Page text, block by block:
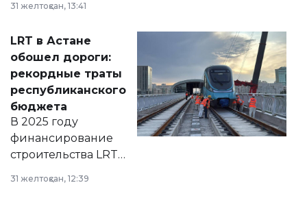
2028 годы.
документ
появился в базе
нормативных
правовых актов и
на сайте маслихат
города.
31 желтоқсан, 13:41
LRT в Астане
обошел дороги:
рекордные траты
республиканского
бюджета
В 2025 году
финансирование
строительства LRT
республиканского
31 желтоқсан, 12:39